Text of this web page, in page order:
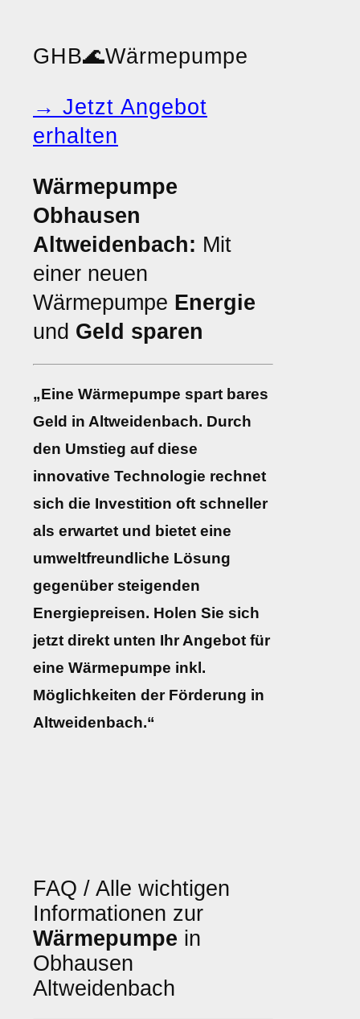
GHB🌊Wärmepumpe
→ Jetzt Angebot
erhalten
Wärmepumpe
Obhausen
Altweidenbach: Mit
einer neuen
Wärmepumpe Energie
und Geld sparen
„Eine Wärmepumpe spart bares
Geld in Altweidenbach. Durch
den Umstieg auf diese
innovative Technologie rechnet
sich die Investition oft schneller
als erwartet und bietet eine
umweltfreundliche Lösung
gegenüber steigenden
Energiepreisen. Holen Sie sich
jetzt direkt unten Ihr Angebot für
eine Wärmepumpe inkl.
Möglichkeiten der Förderung in
Altweidenbach.“
FAQ / Alle wichtigen
Informationen zur
Wärmepumpe in
Obhausen
Altweidenbach